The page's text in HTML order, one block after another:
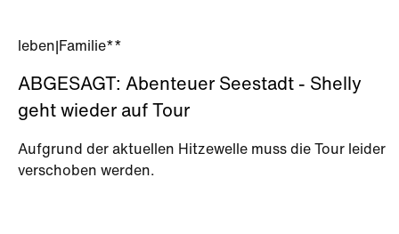
leben Familie**
ABGESAGT: Abenteuer Seestadt - Shelly
geht wieder auf Tour
Aufgrund der aktuellen Hitzewelle muss die Tour leider
verschoben werden.